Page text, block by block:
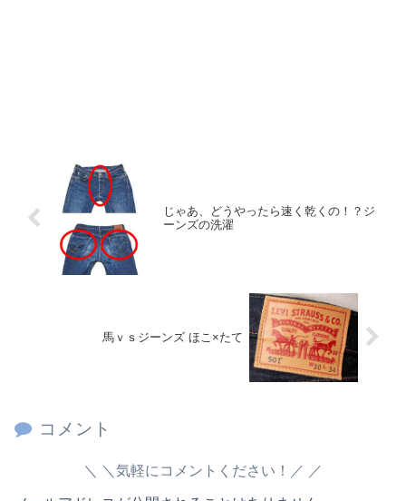
じゃあ、どうやったら速く乾くの！？ジ
ーンズの洗濯
馬ｖｓジーンズ ほこ×たて
コメント
＼気軽にコメントください！／